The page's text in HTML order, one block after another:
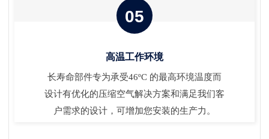
05
高温工作环境
长寿命部件专为承受46ºC 的最高环境温度而
设计有优化的压缩空气解决方案和满足我们客
户需求的设计，可增加您安装的生产力。